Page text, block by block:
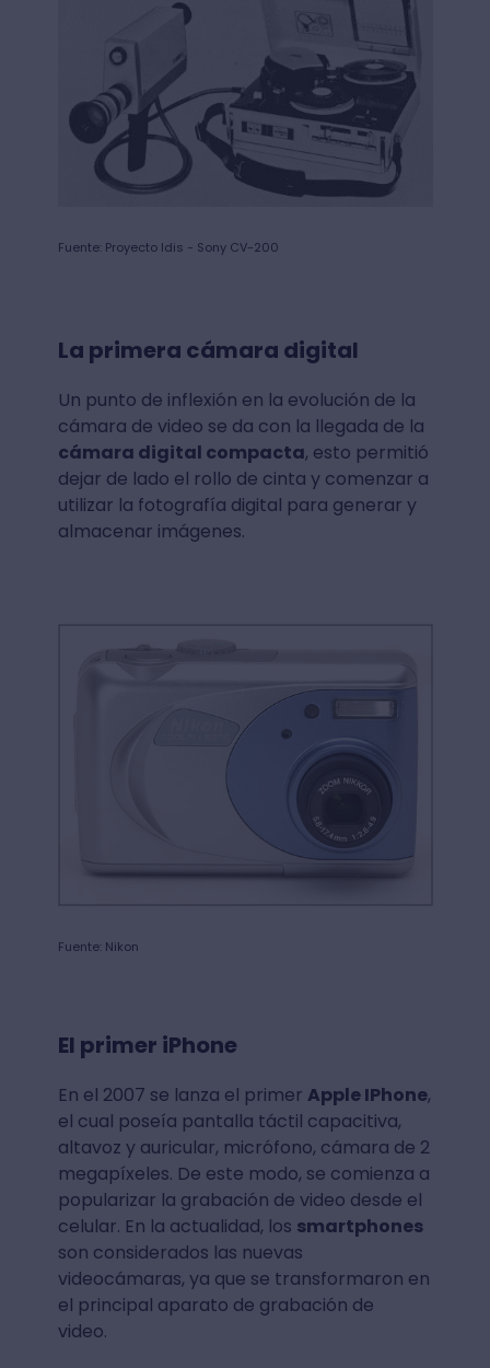
Fuente: Proyecto Idis - Sony CV-200
La primera cámara digital
Un punto de inflexión en la evolución de la
cámara de video se da con la llegada de la
cámara digital compacta, esto permitió
dejar de lado el rollo de cinta y comenzar a
utilizar la fotografía digital para generar y
almacenar imágenes.
Fuente: Nikon
El primer iPhone
En el 2007 se lanza el primer Apple IPhone,
el cual poseía pantalla táctil capacitiva,
altavoz y auricular, micrófono, cámara de 2
megapíxeles. De este modo, se comienza a
popularizar la grabación de video desde el
celular. En la actualidad, los smartphones
son considerados las nuevas
videocámaras, ya que se transformaron en
el principal aparato de grabación de
video.